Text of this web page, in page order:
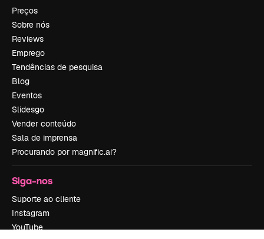
Preços
Sobre nós
Reviews
Emprego
Tendências de pesquisa
Blog
Eventos
Slidesgo
Vender conteúdo
Sala de imprensa
Procurando por magnific.ai?
Siga-nos
Suporte ao cliente
Instagram
YouTube